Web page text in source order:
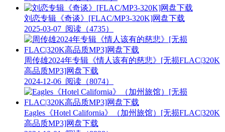
刘恋专辑《奇谈》[FLAC/MP3-320K]网盘下载
2025-03-07 阅读（4735）
周传雄2024年专辑《情人该有的慈悲》[无损FLAC|320K
高品质MP3]网盘下载
2024-12-06 阅读（8074）
Eagles《Hotel California》（加州旅馆）[无损FLAC|320K
高品质MP3]网盘下载